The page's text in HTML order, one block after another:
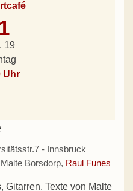
19
Uhr
- Innsbruck
Borsdorp, Raul Funes
Gitarren. Texte von Malte